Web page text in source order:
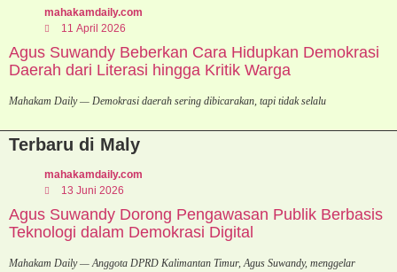
mahakamdaily.com
11 April 2026
Agus Suwandy Beberkan Cara Hidupkan Demokrasi
Daerah dari Literasi hingga Kritik Warga
Mahakam Daily — Demokrasi daerah sering dibicarakan, tapi tidak selalu
Terbaru di Maly
mahakamdaily.com
13 Juni 2026
Agus Suwandy Dorong Pengawasan Publik Berbasis
Teknologi dalam Demokrasi Digital
Mahakam Daily — Anggota DPRD Kalimantan Timur, Agus Suwandy, menggelar